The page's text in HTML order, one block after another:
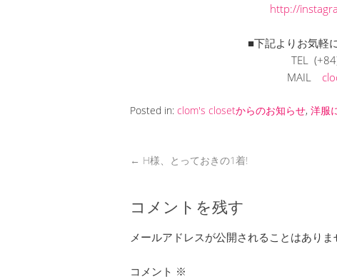
http://
■下記よりお気軽
TEL
MAIL
Posted in: clom's closetからのお知らせ, 洋服
← H様、とっておきの1着!
コメントを残す
メールアドレスが公開されることはありま
コメント ※